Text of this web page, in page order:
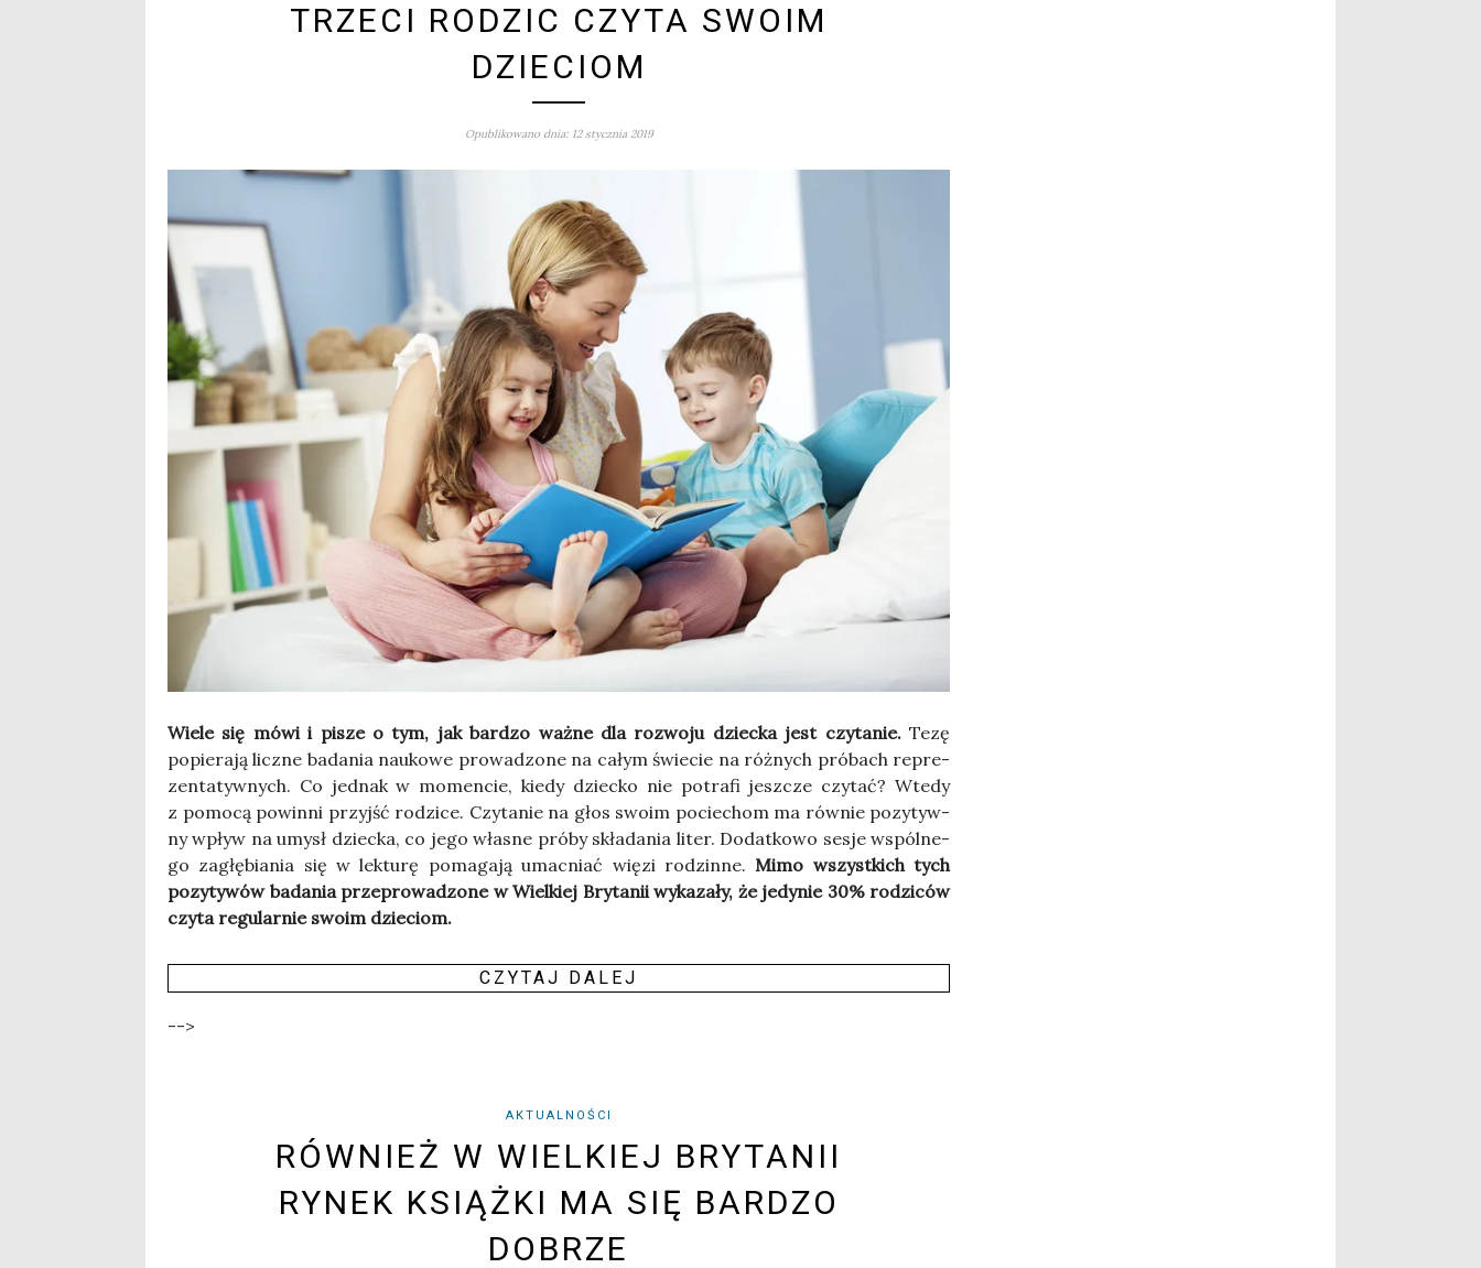
TRZECI RODZIC CZYTA SWOIM
DZIECIOM
Opublikowano dnia: 12 stycznia 2019
Wie­le się mówi i pisze o tym, jak bar­dzo waż­ne dla roz­wo­ju dziec­ka jest czy­ta­nie.Tezę
popie­ra­ją licz­ne bada­nia nauko­we pro­wa­dzo­ne na całym świe­cie na róż­nych pró­bach repre­
zen­ta­tyw­nych. Co jed­nak w momen­cie, kie­dy dziec­ko nie potra­fi jesz­cze czy­tać? Wte­dy
z pomo­cą powin­ni przyjść rodzi­ce. Czy­ta­nie na głos swo­im pocie­chom ma rów­nie pozy­tyw­
ny wpływ na umysł dziec­ka, co jego wła­sne pró­by skła­da­nia liter. Dodat­ko­wo sesje wspól­ne­
go zagłę­bia­nia się w lek­tu­rę poma­ga­ją umac­niać wię­zi rodzin­ne. Mimo wszyst­kich tych
pozy­ty­wów bada­nia prze­pro­wa­dzo­ne w Wiel­kiej Bry­ta­nii wyka­za­ły, że jedy­nie 30% rodzi­ców
czy­ta regu­lar­nie swo­im dzie­ciom.
CZY­TAJ DALEJ
-->
AKTUALNOŚCI
RÓWNIEŻ W WIELKIEJ BRYTANII
RYNEK KSIĄŻKI MA SIĘ BARDZO
DOBRZE